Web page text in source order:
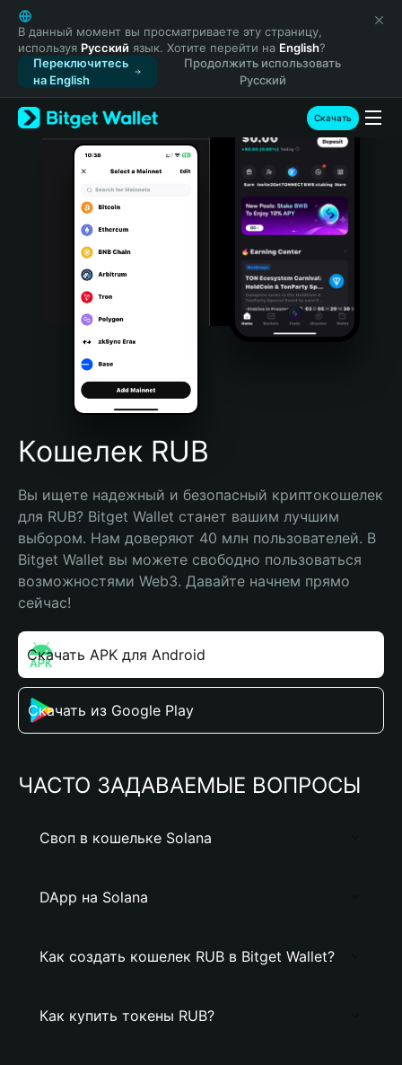
English
日本語
Tiếng Việt
Русский
Español (Latinoamérica)
Türkçe
Italiano
Português (Portugal)
Bahasa Indonesia
Português (Brasil)
Español (Argentina)
В данный момент вы просматриваете эту страницу,
используя Русский язык. Хотите перейти на English?
Переключитесь
на English
Продолжить использовать
Русский
Скачать
Кошелек RUB
Вы ищете надежный и безопасный криптокошелек
для RUB? Bitget Wallet станет вашим лучшим
выбором. Нам доверяют 40 млн пользователей. В
Bitget Wallet вы можете свободно пользоваться
возможностями Web3. Давайте начнем прямо
сейчас!
Скачать APK для Android
Скачать из Google Play
ЧАСТО ЗАДАВАЕМЫЕ ВОПРОСЫ
Своп в кошельке Solana
DApp на Solana
Как создать кошелек RUB в Bitget Wallet?
Как купить токены RUB?